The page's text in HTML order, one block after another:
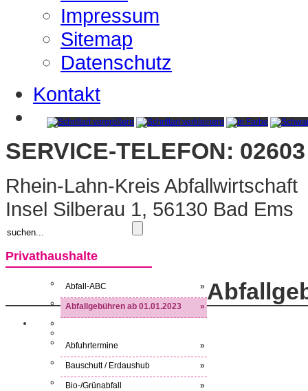
Impressum
Sitemap
Datenschutz
Kontakt
SERVICE-TELEFON:
Rhein-Lahn-Kreis Abfallwirtschaft
Insel Silberau 1, 56130 Bad Ems
Privathaushalte
Abfall-ABC »
Abfallgebühren ab 01.01.2023 »
Abfuhrtermine »
Bauschutt / Erdaushub »
Bio-/Grünabfall »